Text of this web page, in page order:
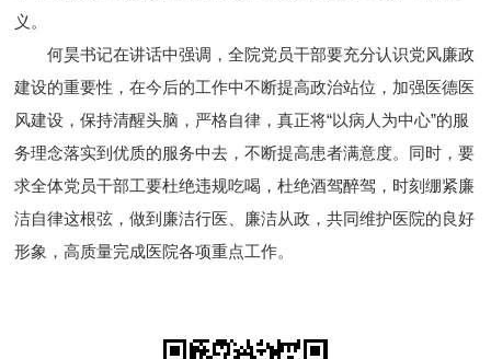
义。
何昊书记在讲话中强调，全院党员干部要充分认识党风廉政
建设的重要性，在今后的工作中不断提高政治站位，加强医德医
风建设，保持清醒头脑，严格自律，真正将“以病人为中心”的服
务理念落实到优质的服务中去，不断提高患者满意度。同时，要
求全体党员干部工要杜绝违规吃喝，杜绝酒驾醉驾，时刻绷紧廉
洁自律这根弦，做到廉洁行医、廉洁从政，共同维护医院的良好
形象，高质量完成医院各项重点工作。